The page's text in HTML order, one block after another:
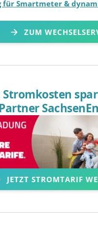
für Smartmeter &
ZUM
Stromkosten
Partner
JETZT STROMTARIF